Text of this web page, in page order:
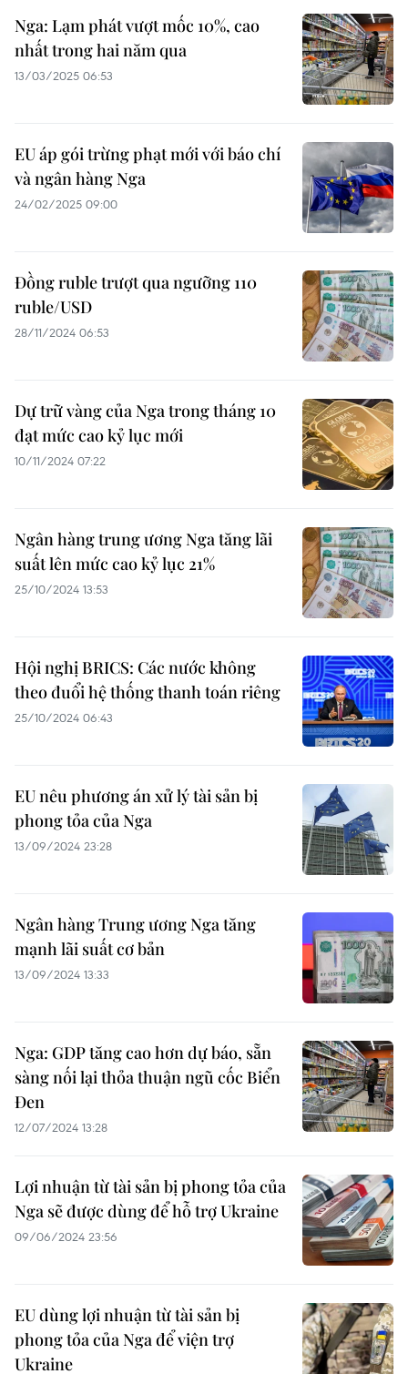
Nga: Lạm phát vượt mốc 10%, cao
nhất trong hai năm qua
13/03/2025 06:53
EU áp gói trừng phạt mới với báo chí
và ngân hàng Nga
24/02/2025 09:00
Đồng ruble trượt qua ngưỡng 110
ruble/USD
28/11/2024 06:53
Dự trữ vàng của Nga trong tháng 10
đạt mức cao kỷ lục mới
10/11/2024 07:22
Ngân hàng trung ương Nga tăng lãi
suất lên mức cao kỷ lục 21%
25/10/2024 13:53
Hội nghị BRICS: Các nước không
theo đuổi hệ thống thanh toán riêng
25/10/2024 06:43
EU nêu phương án xử lý tài sản bị
phong tỏa của Nga
13/09/2024 23:28
Ngân hàng Trung ương Nga tăng
mạnh lãi suất cơ bản
13/09/2024 13:33
Nga: GDP tăng cao hơn dự báo, sẵn
sàng nối lại thỏa thuận ngũ cốc Biển
Đen
12/07/2024 13:28
Lợi nhuận từ tài sản bị phong tỏa của
Nga sẽ được dùng để hỗ trợ Ukraine
09/06/2024 23:56
EU dùng lợi nhuận từ tài sản bị
phong tỏa của Nga để viện trợ
Ukraine